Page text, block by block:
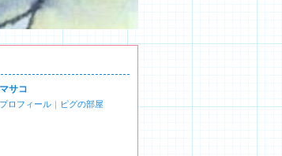
マサコ
プロフィール ｜ ピグの部屋